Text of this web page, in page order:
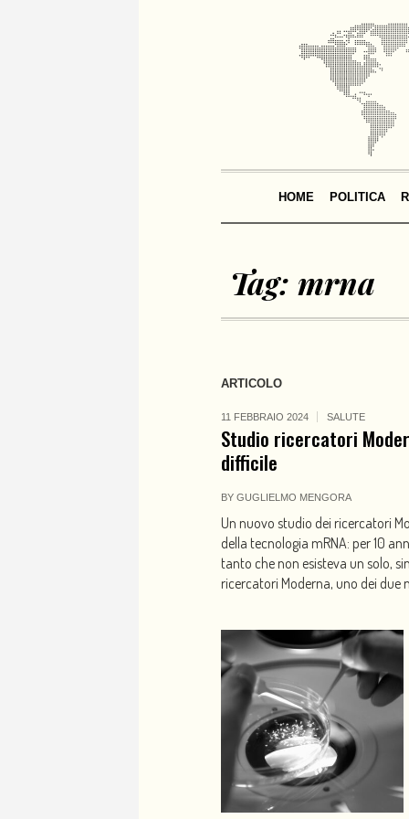
HOME POLITICA
Tag: mrna
ARTICOLO
11 FEBBRAIO 2024 SALUTE
Studio ricercatori
difficile
BY GUGLIELMO MENGORA
Un nuovo studio dei ricercatori
della tecnologia mRNA: per 10
tanto che non esisteva un solo,
ricercatori Moderna, uno dei due